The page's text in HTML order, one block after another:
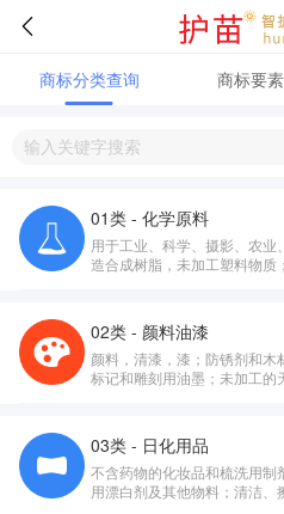
商标分类查询 商标要
01类 - 化学原料
用于工业、科学、摄影、农业
造合成树脂，未加工塑料物质
02类 - 颜料油漆
颜料，清漆，漆；防锈剂和木
标记和雕刻用油墨；未加工的
03类 - 日化用品
不含药物的化妆品和梳洗用制
用漂白剂及其他物料；清洁、